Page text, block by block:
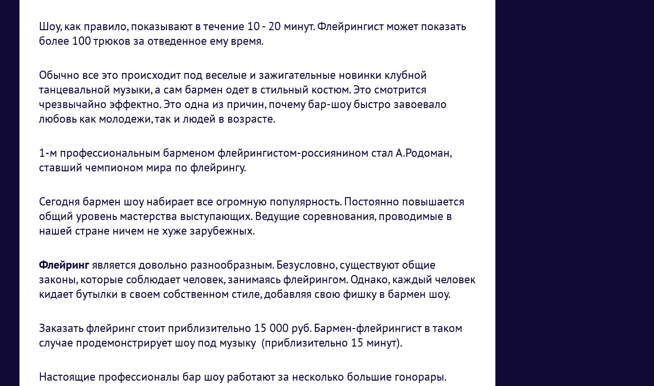
Шоу, как правило, показывают в течение 10 - 20 минут. Флейрингист может показать
более 100 трюков за отведенное ему время.
Обычно все это происходит под веселые и зажигательные новинки клубной
танцевальной музыки, а сам бармен одет в стильный костюм. Это смотрится
чрезвычайно эффектно. Это одна из причин, почему бар-шоу быстро завоевало
любовь как молодежи, так и людей в возрасте.
1-м профессиональным барменом флейрингистом-россиянином стал А.Родоман,
ставший чемпионом мира по флейрингу.
Сегодня бармен шоу набирает все огромную популярность. Постоянно повышается
общий уровень мастерства выступающих. Ведущие соревнования, проводимые в
нашей стране ничем не хуже зарубежных.
Флейрингявляется довольно разнообразным. Безусловно, существуют общие
законы, которые соблюдает человек, занимаясь флейрингом. Однако, каждый человек
кидает бутылки в своем собственном стиле, добавляя свою фишку в бармен шоу.
Заказать флейринг стоит приблизительно 15 000 руб. Бармен-флейрингист в таком
случае продемонстрирует шоу под музыку (приблизительно 15 минут).
Настоящие профессионалы бар шоу работают за несколько бoльшие гонорары.